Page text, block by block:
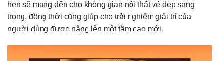
hẹn sẽ mang đến cho không gian nội thất vẻ đẹp sang
trọng, đồng thời cũng giúp cho trải nghiệm giải trí của
người dùng được nâng lên một tầm cao mới.